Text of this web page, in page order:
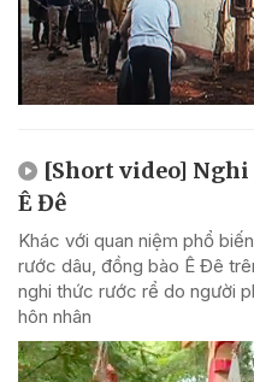
[Short video]
Ê Đê
Khác với quan niệm phổ
rước dâu, đồng bào Ê Đê
nghi thức rước rể do người
hôn nhân